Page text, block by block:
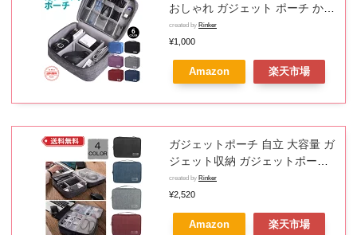
おしゃれ ガジェット ポーチ かわ
いい 防水 ガジェットケース 仕事
モバイルポーチ 収納ケース 小物
入れ 収納ポーチ トラベルポーチ
旅行ポーチ PC周辺小物 PCアク
created by Rinker
¥1,000
Amazon 楽天市場
ガジェットポーチ 自立 大容量 ガ
ジェット収納 ガジェットポーチ
イヤホン ガジェットバッグ トラ
ベル 収納ポーチ トラベルポーチ
旅行用ケーブルバッグ 旅行ポー
チ メンズ レディース ケーブル
created by Rinker
¥2,520
Amazon 楽天市場